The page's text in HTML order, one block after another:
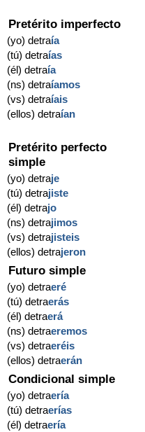
Pretérito imperfecto
(yo) detraía
(tú) detraías
(él) detraía
(ns) detraíamos
(vs) detraíais
(ellos) detraían
Pretérito perfecto
simple
(yo) detraje
(tú) detrajiste
(él) detrajo
(ns) detrajimos
(vs) detrajisteis
(ellos) detrajeron
Futuro simple
(yo) detraeré
(tú) detraerás
(él) detraerá
(ns) detraeremos
(vs) detraeréis
(ellos) detraerán
Condicional simple
(yo) detraería
(tú) detraerías
(él) detraería